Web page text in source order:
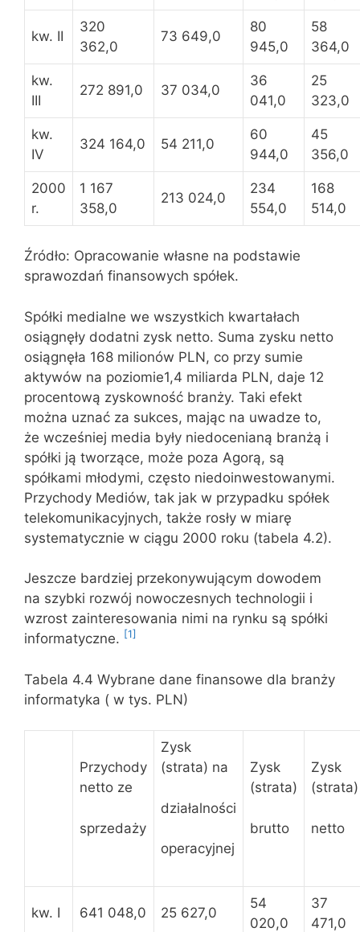
kw. II
320
362,0
73 649,0
80
945,0
58
364,0
kw.
III
272 891,0 37 034,0
36
041,0
25
323,0
kw.
IV
324 164,0 54 211,0
60
944,0
45
356,0
2000
r.
1 167
358,0
213 024,0
234
554,0
168
514,0
Źródło: Opracowanie własne na podstawie
sprawozdań finansowych spółek.
Spółki medialne we wszystkich kwartałach
osiągnęły dodatni zysk netto. Suma zysku netto
osiągnęła 168 milionów PLN, co przy sumie
aktywów na poziomie1,4 miliarda PLN, daje 12
procentową zyskowność branży. Taki efekt
można uznać za sukces, mając na uwadze to,
że wcześniej media były niedocenianą branżą i
spółki ją tworzące, może poza Agorą, są
spółkami młodymi, często niedoinwestowanymi.
Przychody Mediów, tak jak w przypadku spółek
telekomunikacyjnych, także rosły w miarę
systematycznie w ciągu 2000 roku (tabela 4.2).
Jeszcze bardziej przekonywującym dowodem
na szybki rozwój nowoczesnych technologii i
wzrost zainteresowania nimi na rynku są spółki
informatyczne. [1]
Tabela 4.4 Wybrane dane finansowe dla branży
informatyka ( w tys. PLN)
Przychody
netto ze
sprzedaży
Zysk
(strata) na
działalności
operacyjnej
Zysk
(strata)
brutto
Zysk
(strata)
netto
kw. I 641 048,0 25 627,0
54
020,0
37
471,0